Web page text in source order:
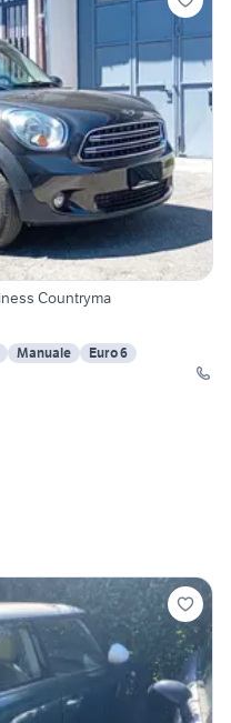
Countryma
Manuale
Euro 6